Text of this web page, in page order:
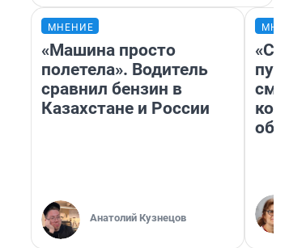
МНЕНИЕ
«Машина просто
полетела». Водитель
сравнил бензин в
Казахстане и России
Анатолий Кузнецов